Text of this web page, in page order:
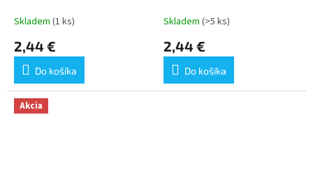
Skladem (1 ks)
2,44 €
Do košíka
Skladem (>5 ks)
2,44 €
Do košíka
Akcia